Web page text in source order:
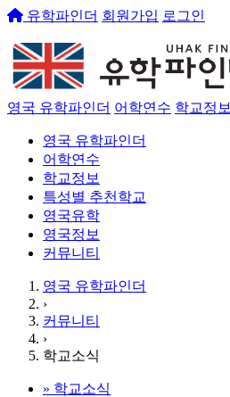
유학파인더 회원가입 로그인
영국 유학파인더 어학연수 학교정보
영국 유학파인더
어학연수
학교정보
특성별 추천학교
영국유학
영국정보
커뮤니티
영국 유학파인더
›
커뮤니티
›
학교소식
» 학교소식